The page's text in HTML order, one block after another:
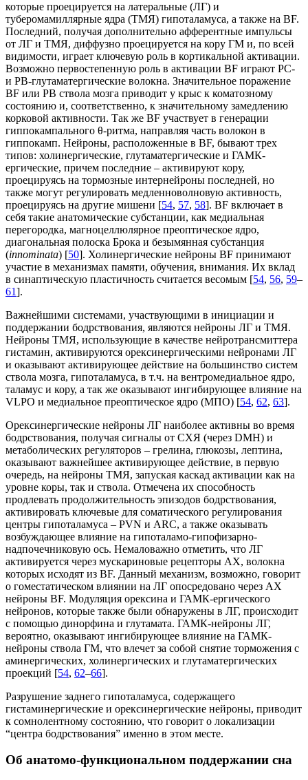
которые проецируется на латеральные (ЛГ) и
туберомамиллярные ядра (ТМЯ) гипоталамуса, а также на BF.
Последний, получая дополнительно афферентные импульсы
от ЛГ и ТМЯ, диффузно проецируется на кору ГМ и, по всей
видимости, играет ключевую роль в кортикальной активации.
Возможно первостепенную роль в активации BF играют РС-
и РВ-глутаматергические волокна. Значительное поражение
BF или РВ ствола мозга приводит у крыс к коматозному
состоянию и, соответственно, к значительному замедлению
корковой активности. Так же BF участвует в генерации
гиппокампального θ-ритма, направляя часть волокон в
гиппокамп. Нейроны, расположенные в BF, бывают трех
типов: холинергические, глутаматергические и ГАМК-
ергические, причем последние – активируют кору,
проецируясь на тормозные интернейроны последней, но
также могут регулировать медленноволновую активность,
проецируясь на другие мишени [54, 57, 58]. BF включает в
себя такие анатомические субстанции, как медиальная
перегородка, магноцеллюлярное преоптическое ядро,
диагональная полоска Брока и безымянная субстанция
(innominata) [50]. Холинергические нейроны BF принимают
участие в механизмах памяти, обучения, внимания. Их вклад
в синаптическую пластичность считается весомым [54, 56, 59–
61].
Важнейшими системами, участвующими в инициации и
поддержании бодрствования, являются нейроны ЛГ и ТМЯ.
Нейроны ТМЯ, использующие в качестве нейротрансмиттера
гистамин, активируются орексинергическими нейронами ЛГ
и оказывают активирующее действие на большинство систем
ствола мозга, гипоталамуса, в т.ч. на вентромедиальное ядро,
таламус и кору, а так же оказывают ингибирующее влияние на
VLPO и медиальное преоптическое ядро (МПО) [54, 62, 63].
Орексинергические нейроны ЛГ наиболее активны во время
бодрствования, получая сигналы от СХЯ (через DMH) и
метаболических регуляторов – грелина, глюкозы, лептина,
оказывают важнейшее активирующее действие, в первую
очередь, на нейроны ТМЯ, запуская каскад активации как на
уровне коры, так и ствола. Отмечена их способность
продлевать продолжительность эпизодов бодрствования,
активировать ключевые для соматического регулирования
центры гипоталамуса – PVN и ARC, а также оказывать
возбуждающее влияние на гипоталамо-гипофизарно-
надпочечниковую ось. Немаловажно отметить, что ЛГ
активируется через мускариновые рецепторы АХ, волокна
которых исходят из BF. Данный механизм, возможно, говорит
о гоместатическом влиянии на ЛГ опосредовано через АХ
нейроны BF. Модуляция орексина и ГАМК-ергического
нейронов, которые также были обнаружены в ЛГ, происходит
с помощью динорфина и глутамата. ГАМК-нейроны ЛГ,
вероятно, оказывают ингибирующее влияние на ГАМК-
нейроны ствола ГМ, что влечет за собой снятие торможения с
аминергических, холинергических и глутаматергических
проекций [54, 62–66].
Разрушение заднего гипоталамуса, содержащего
гистаминергические и орексинергические нейроны, приводит
к сомнолентному состоянию, что говорит о локализации
“центра бодрствования” именно в этом месте.
Об анатомо-функциональном поддержании сна